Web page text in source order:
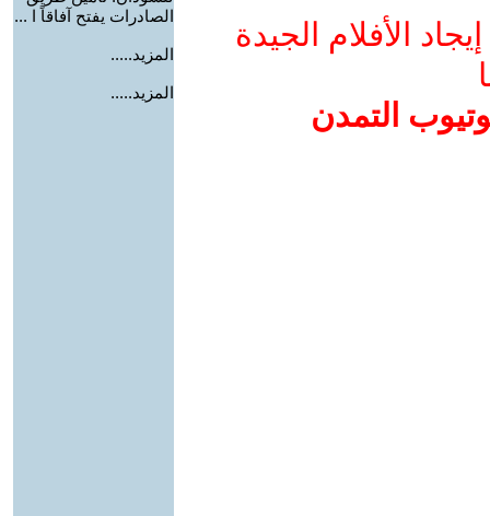
الأفلام الجيدة
التمدن
الصادرات يفتح آفاقاً ا ...
المزيد.....
المزيد.....